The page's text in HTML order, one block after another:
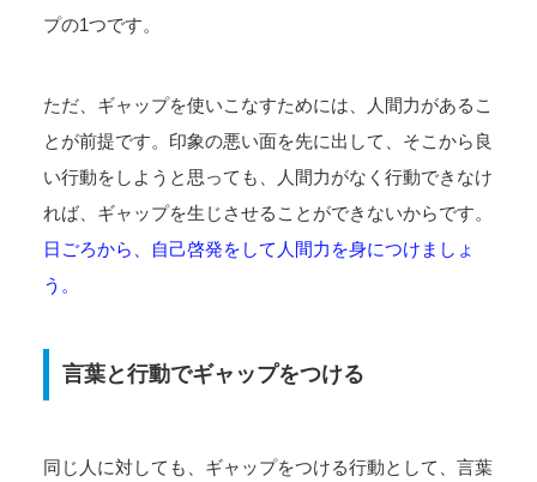
プの1つです。
ただ、ギャップを使いこなすためには、人間力があるこ
とが前提です。印象の悪い面を先に出して、そこから良
い行動をしようと思っても、人間力がなく行動できなけ
れば、ギャップを生じさせることができないからです。
日ごろから、自己啓発をして人間力を身につけましょ
う。
言葉と行動でギャップをつける
同じ人に対しても、ギャップをつける行動として、言葉